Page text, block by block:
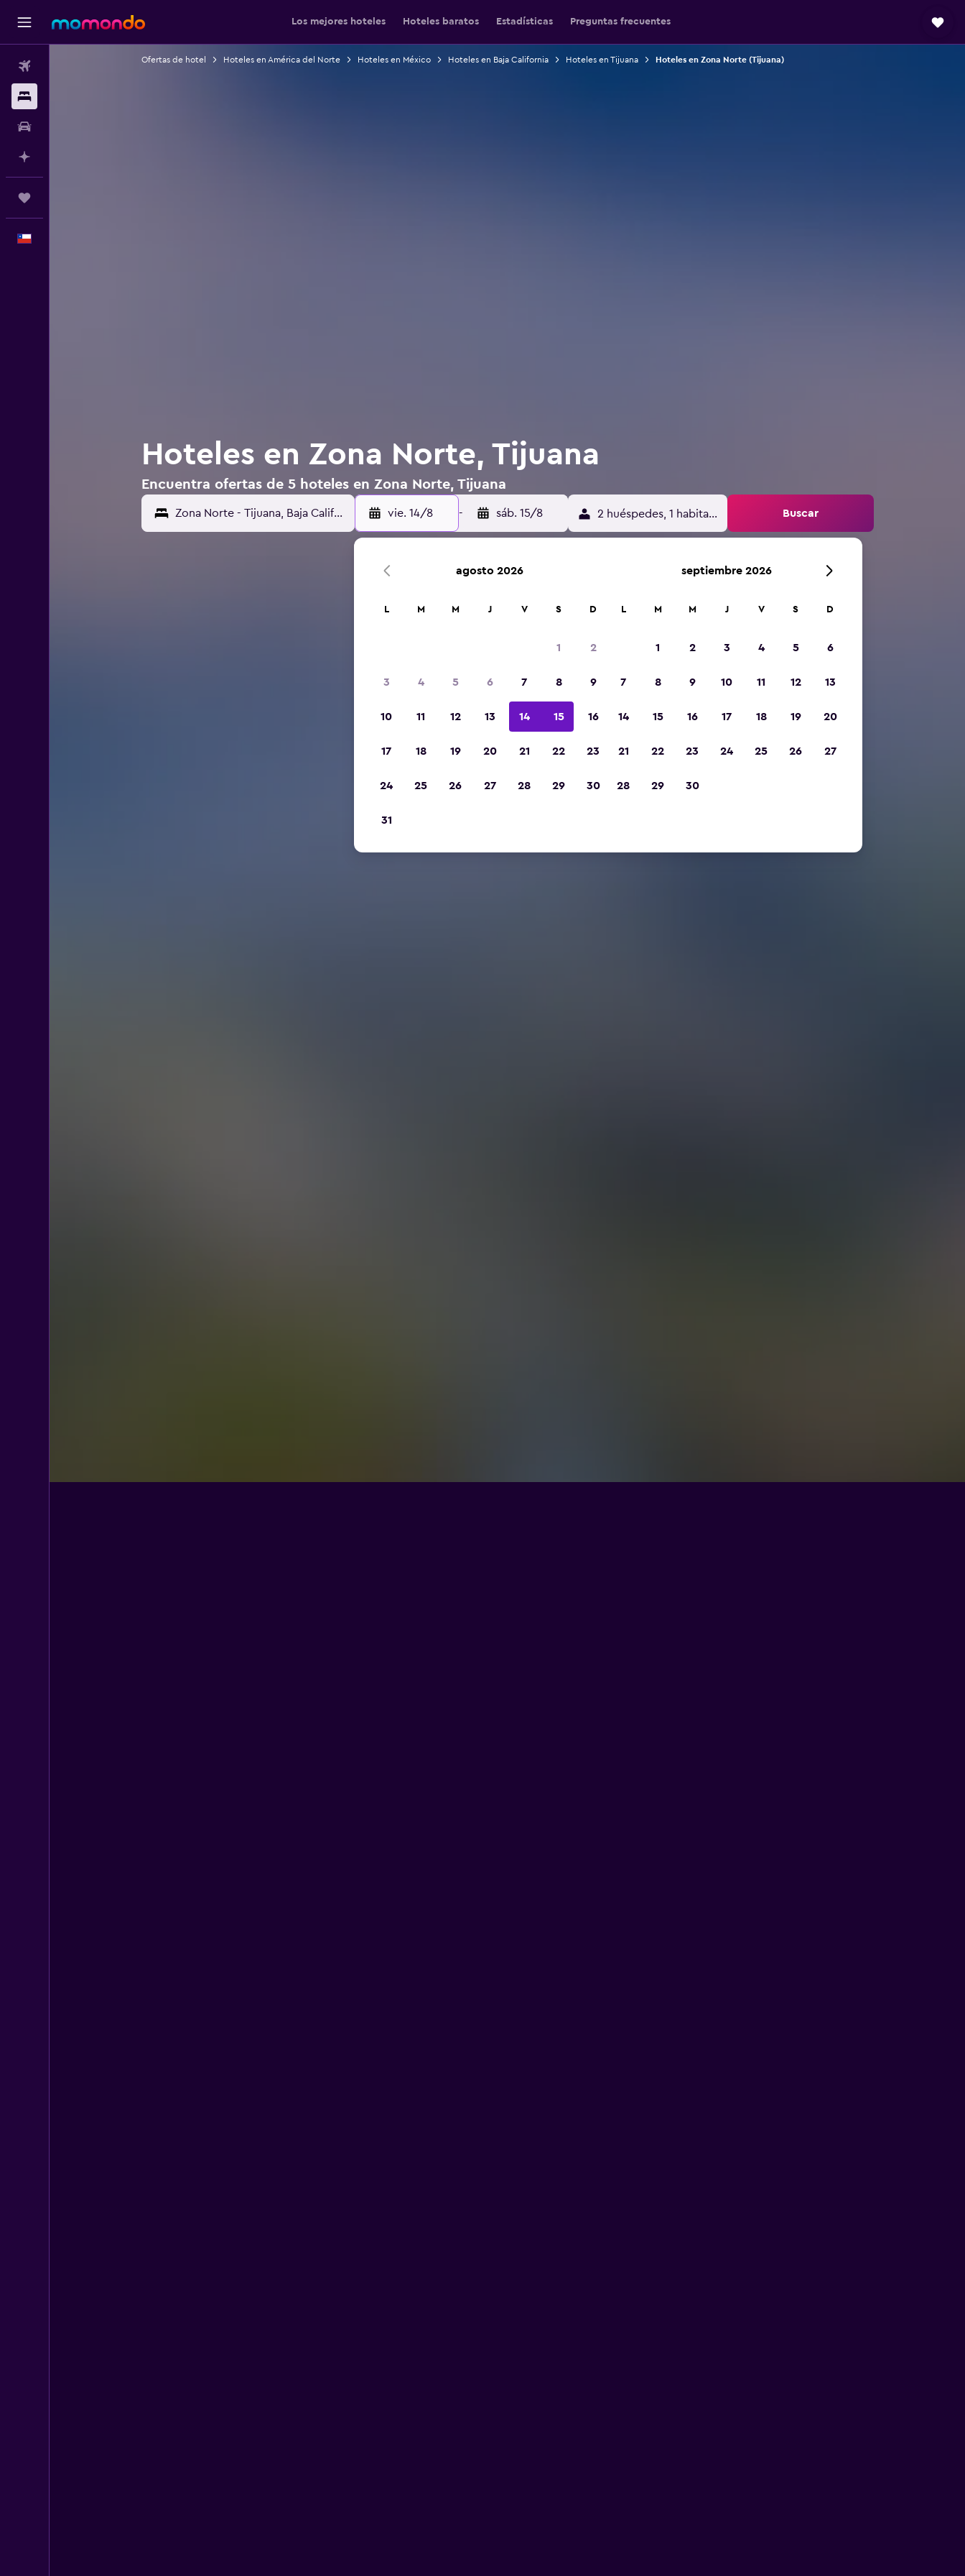
Los mejores hoteles Hoteles baratos Estadísticas Preguntas frecuentes
Ofertas de hotel Hoteles en América del Norte Hoteles en México Hoteles en Baja California Hoteles en Tijuana Hoteles en Zona Norte (Tijuana)
Hoteles en Zona Norte, Tijuana
Encuentra ofertas de 5 hoteles en Zona Norte, Tijuana
vie. 14/8 - sáb. 15/8 2 huéspedes, 1 habitación Buscar
agosto 2026
L M M J V S D
1 2
3 4 5 6 7 8 9
10 11 12 13 14 15 16
17 18 19 20 21 22 23
24 25 26 27 28 29 30
31
septiembre 2026
L M M J V S D
1 2 3 4 5 6
7 8 9 10 11 12 13
14 15 16 17 18 19 20
21 22 23 24 25 26 27
28 29 30